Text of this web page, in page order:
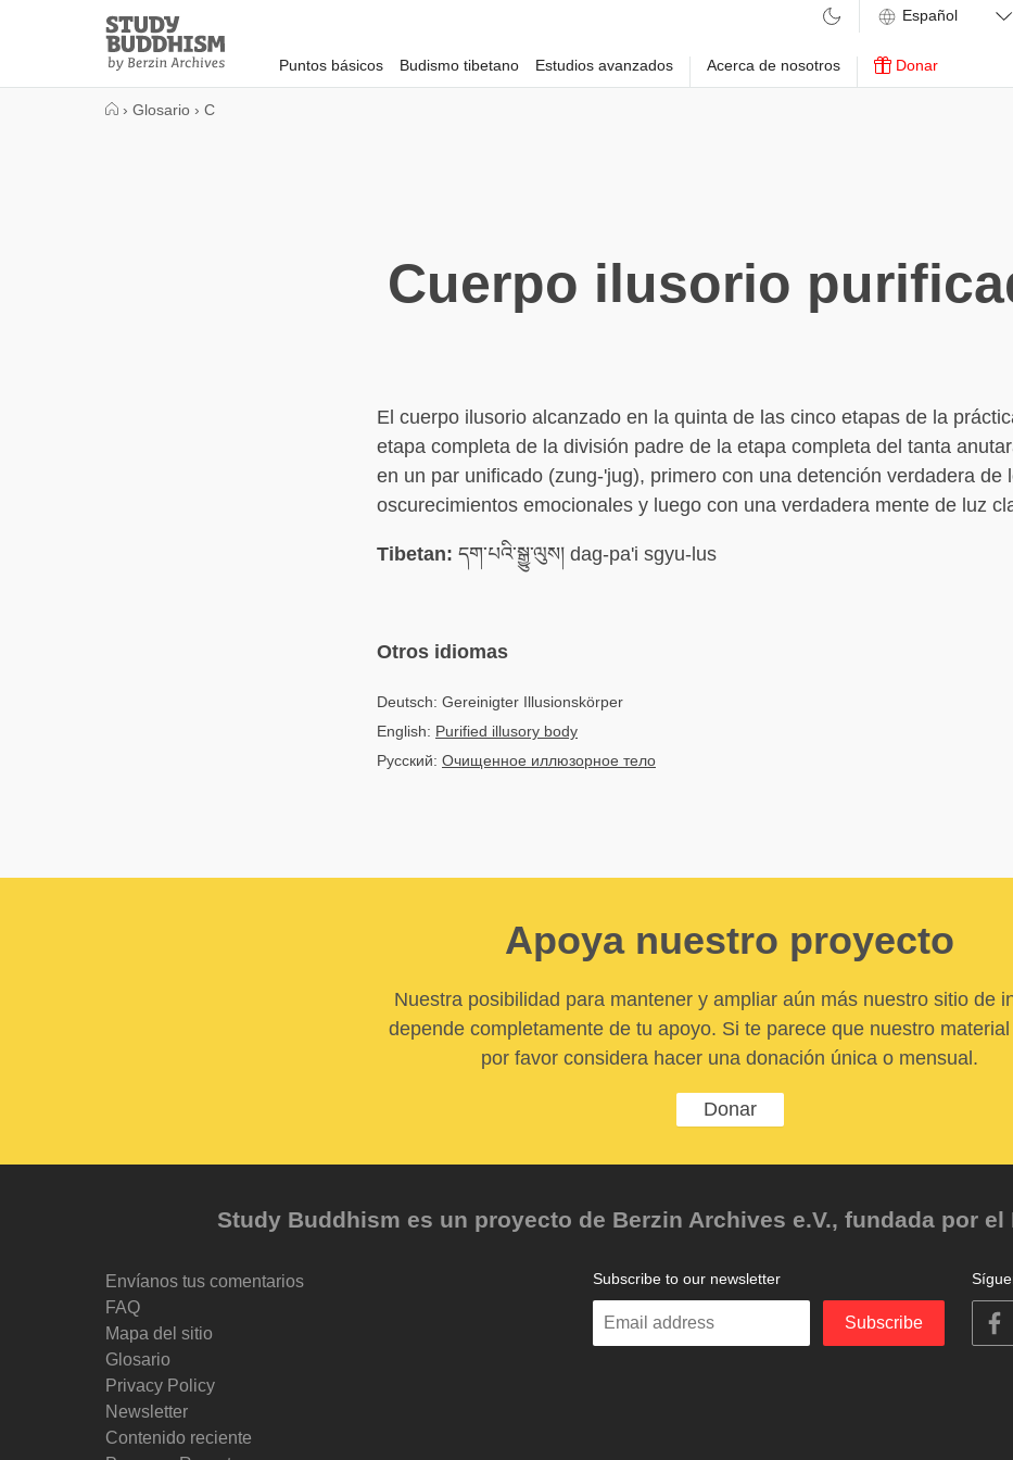
Study
Buddhism
Home
Puntos básicos Budismo tibetano Estudios avanzados Acerca de nosotros Donar
› Glosario › C
Cuerpo ilusorio
El cuerpo ilusorio alcanzado en la quinta de las cinco etapas de la
etapa completa de la división padre de la etapa completa del tanta
en un par unificado (zung-'jug), primero con una detención verdadera de
oscurecimientos emocionales y luego con una verdadera mente de luz
Tibetan: དག་པའི་སྒྱུ་ལུས། dag-pa'i sgyu-lus
Otros idiomas
Deutsch: Gereinigter Illusionskörper
English: Purified illusory body
Русский: Очищенное иллюзорное тело
Apoya nuestro proyecto
Nuestra posibilidad para mantener y ampliar aún más nuestro sitio de
depende completamente de tu apoyo. Si te parece que nuestro
por favor considera hacer una donación única o mensual.
Donar
Study Buddhism es un proyecto de Berzin Archives e.V., fundada por el
Envíanos tus comentarios
FAQ
Mapa del sitio
Glosario
Privacy Policy
Newsletter
Contenido reciente
Subscribe to our newsletter
Enter
Subscribe